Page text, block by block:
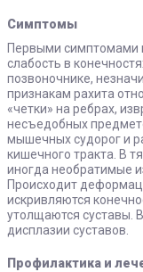
Симптомы
Первыми симптомами
слабость в
позвоночнике,
признакам рахита
«четки» на ребрах,
несъедобных
мышечных судорог и
кишечного тракта. В
иногда необратимые
Происходит
искривляются
утолщаются суставы.
дисплазии суставов.
Профилактика и